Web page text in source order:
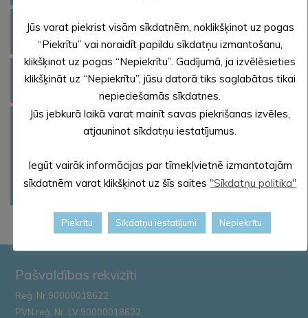
PAŠVALDĪBAS STRUKTŪRA
PAŠVALDĪBAS
APBALVOJUMI
VAKANCES
KONKURSI
ALŪKSNES NOVADA
Pašvaldības rekvizīti
Reģ. Nr.90000018622
PVN reģ. Nr. LV 90000018622
Jūs varat piekrist visām sīkdatnēm, noklikšķinot uz pogas
“Piekrītu” vai noraidīt papildu sīkdatņu izmantošanu,
klikšķinot uz pogas “Nepiekrītu”. Gadījumā, ja izvēlēsieties
klikšķināt uz “Nepiekrītu”, jūsu datorā tiks saglabātas tikai
nepieciešamās sīkdatnes.
Jūs jebkurā laikā varat mainīt savas piekrišanas izvēles,
atjauninot sīkdatņu iestatījumus.
Iegūt vairāk informācijas par tīmekļvietnē izmantotajām
sīkdatnēm varat klikšķinot uz šīs saites "Sīkdatņu politika"
Piekrītu Sīkdatņu iestatījumi Nepiekrītu